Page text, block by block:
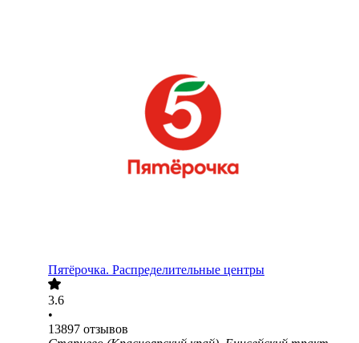
Пятёрочка. Распределительные центры
3.6
•
13897 отзывов